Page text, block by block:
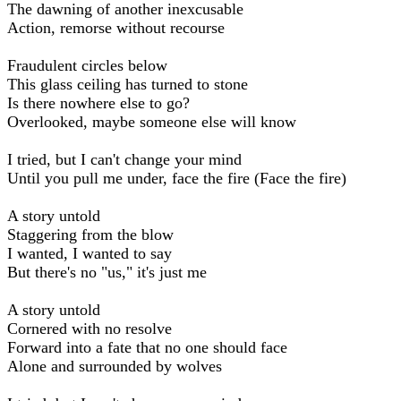
The dawning of another inexcusable
Action, remorse without recourse
Fraudulent circles below
This glass ceiling has turned to stone
Is there nowhere else to go?
Overlooked, maybe someone else will know
I tried, but I can't change your mind
Until you pull me under, face the fire (Face the fire)
A story untold
Staggering from the blow
I wanted, I wanted to say
But there's no "us," it's just me
A story untold
Cornered with no resolve
Forward into a fate that no one should face
Alone and surrounded by wolves